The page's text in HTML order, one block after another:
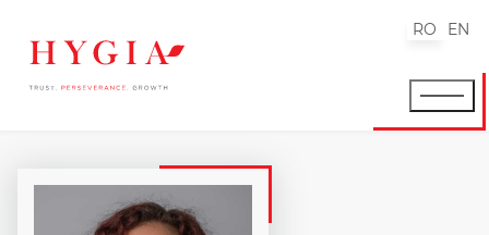
RO EN